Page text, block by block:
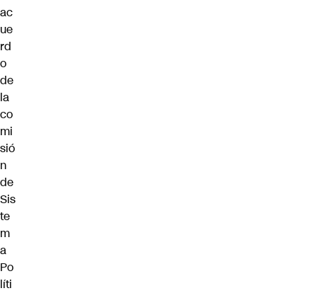
ac
ue
rd
o
de
la
co
mi
sió
n
de
Sis
te
m
a
Po
líti